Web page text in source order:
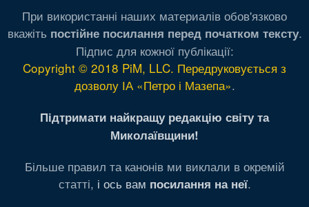
При використанні наших материалів обов'язково
вкажіть постійне посилання перед початком тексту.
Підпис для кожної публікації:
Copyright © 2018 PiM, LLC. Передруковується з
дозволу ІА «Петро і Мазепа».
Підтримати найкращу редакцію світу та
Миколаївщини!
Більше правил та канонів ми виклали в окремій
статті, і ось вам посилання на неї.